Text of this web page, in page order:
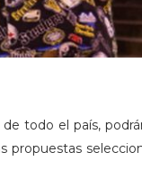
todo el país,
propuestas